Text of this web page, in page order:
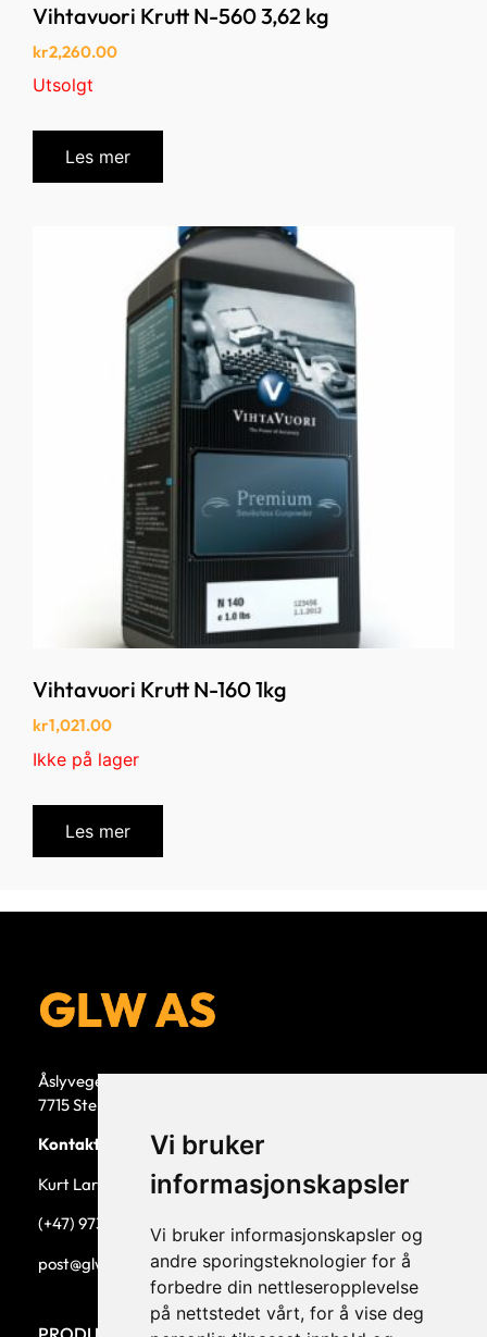
Vi bruker
informasjonskapsler
Vi bruker informasjonskapsler og
andre sporingsteknologier for å
forbedre din nettleseropplevelse
på nettstedet vårt, for å vise deg
Vihtavuori Krutt N-560 3,62 kg
kr2,260.00
Utsolgt
Les mer
Vihtavuori Krutt N-160 1kg
kr1,021.00
Ikke på lager
Les mer
Åslyvegen 5b
7715 Steinkjer
Kontaktperson
Kurt Larsen, daglig leder.
(+47) 973 33 332
post@glw.no